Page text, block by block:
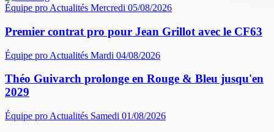
Équipe pro Actualités Mercredi 05/08/2026
Premier contrat pro pour Jean Grillot avec le CF63
Équipe pro Actualités Mardi 04/08/2026
Théo Guivarch prolonge en Rouge & Bleu jusqu'en
2029
Équipe pro Actualités Samedi 01/08/2026